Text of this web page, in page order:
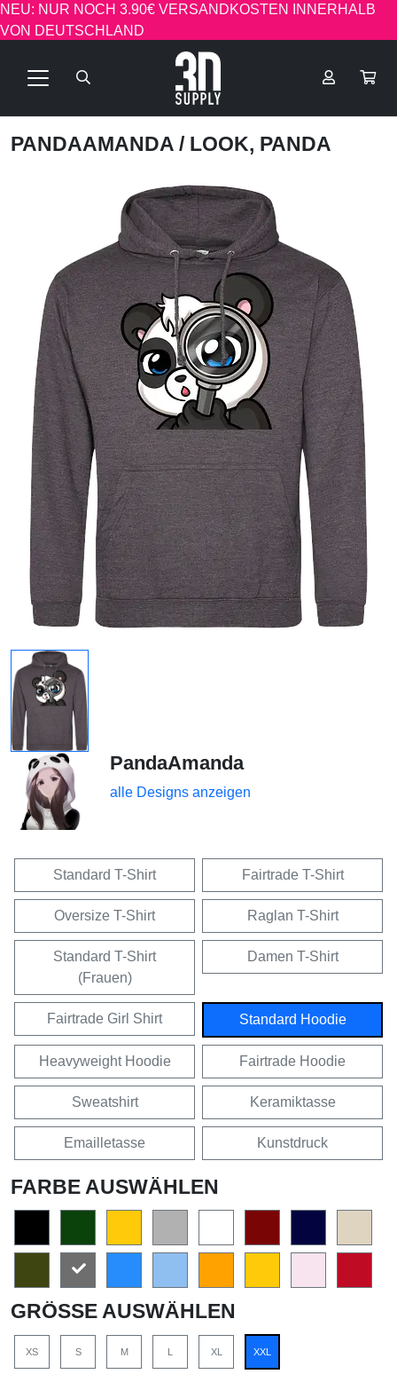
NEU: NUR NOCH 3.90€ VERSANDKOSTEN INNERHALB
VON DEUTSCHLAND
PANDAAMANDA / LOOK, PANDA
PandaAmanda
alle Designs anzeigen
Standard T-Shirt Fairtrade T-Shirt
Oversize T-Shirt Raglan T-Shirt
Standard T-Shirt
(Frauen)
Damen T-Shirt
Fairtrade Girl Shirt Standard Hoodie
Heavyweight Hoodie Fairtrade Hoodie
Sweatshirt Keramiktasse
Emailletasse Kunstdruck
FARBE AUSWÄHLEN
GRÖSSE AUSWÄHLEN
XS S M L XL XXL